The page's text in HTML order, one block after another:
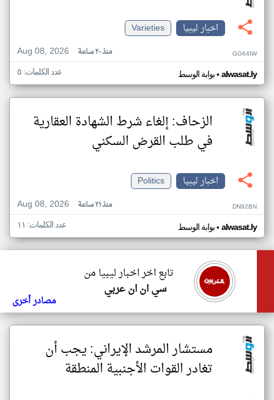
اخبار ليبيا
Varieties
Aug 08, 2026
منذ ٢٠ ساعة GG64IW
بوابة الوسط• alwasat.ly عدد الكلمات: ٥
الزحاف: إلغاء شرط الشهادة العقارية
في طلب القرض السكني
اخبار ليبيا
Politics
Aug 08, 2026
منذ ٢١ ساعة DN92BN
بوابة الوسط• alwasat.ly عدد الكلمات: ١١
تابع اخر اخبار ليبيا من
سي ان ان عربي
مصادر أخرى
مستشار المرشد الإيراني: يجب أن
تغادر القوات الأجنبية المنطقة